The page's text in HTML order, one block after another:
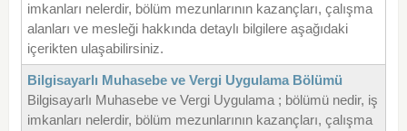
imkanları nelerdir, bölüm mezunlarının kazançları, çalışma
alanları ve mesleği hakkında detaylı bilgilere aşağıdaki
içerikten ulaşabilirsiniz.
Bilgisayarlı Muhasebe ve Vergi Uygulama Bölümü
Bilgisayarlı Muhasebe ve Vergi Uygulama ; bölümü nedir, iş
imkanları nelerdir, bölüm mezunlarının kazançları, çalışma